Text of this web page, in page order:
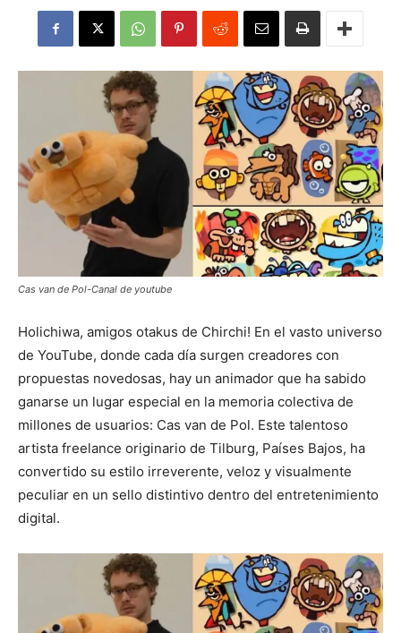
Cas van de Pol-Canal de youtube
Holichiwa, amigos otakus de Chirchi! En el vasto universo
de YouTube, donde cada día surgen creadores con
propuestas novedosas, hay un animador que ha sabido
ganarse un lugar especial en la memoria colectiva de
millones de usuarios: Cas van de Pol. Este talentoso
artista freelance originario de Tilburg, Países Bajos, ha
convertido su estilo irreverente, veloz y visualmente
peculiar en un sello distintivo dentro del entretenimiento
digital.